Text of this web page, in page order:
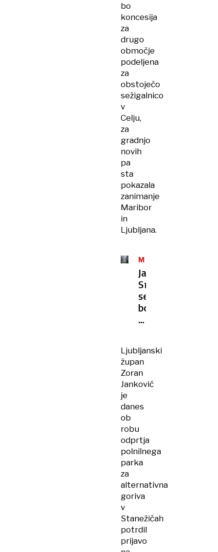
bo
koncesija
za
drugo
območje
podeljena
za
obstoječo
sežigalnico
v
Celju,
za
gradnjo
novih
pa
sta
pokazala
zanimanje
Maribor
in
Ljubljana.
MERITVE
Janković:
Smejali
se
boste,
a
izboljšala
zrak!
Ljubljanski
župan
Zoran
Janković
je
danes
ob
robu
odprtja
polnilnega
parka
za
alternativna
goriva
v
Stanežičah
potrdil
prijavo